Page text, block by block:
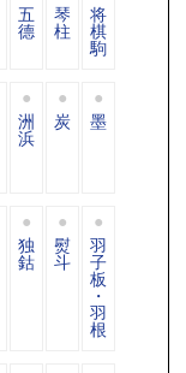
五
德
琴
柱
将
棋
駒
洲
浜
炭 墨
独
鈷
熨
斗
羽
子
板
・
羽
根